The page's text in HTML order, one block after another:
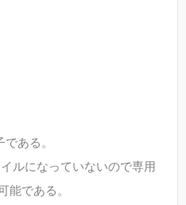
ある。
ルになっていないので専用
能である。